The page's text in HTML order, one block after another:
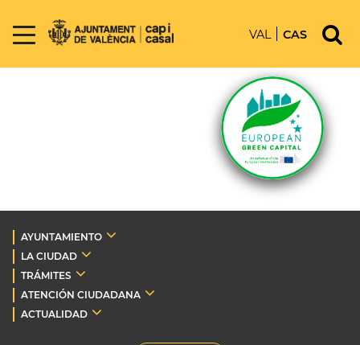
VAL CAS
AYUNTAMIENTO
LA CIUDAD
TRÁMITES
ATENCIÓN CIUDADANA
ACTUALIDAD